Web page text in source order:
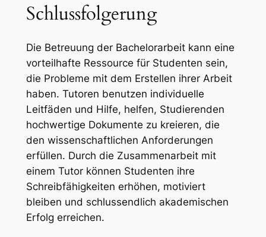
Schlussfolgerung
Die Betreuung der Bachelorarbeit kann eine
vorteilhafte Ressource für Studenten sein,
die Probleme mit dem Erstellen ihrer Arbeit
haben. Tutoren benutzen individuelle
Leitfäden und Hilfe, helfen, Studierenden
hochwertige Dokumente zu kreieren, die
den wissenschaftlichen Anforderungen
erfüllen. Durch die Zusammenarbeit mit
einem Tutor können Studenten ihre
Schreibfähigkeiten erhöhen, motiviert
bleiben und schlussendlich akademischen
Erfolg erreichen.